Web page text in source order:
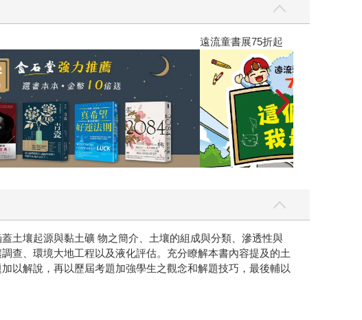
薦
土壤起源與黏土礦 物之簡介、土壤的組成與分類、滲透性與
查、環境大地工程以及液化評估。充分瞭解本書內容提及的土
以解說，再以歷屆考題加強學生之觀念和解題技巧，最後輔以